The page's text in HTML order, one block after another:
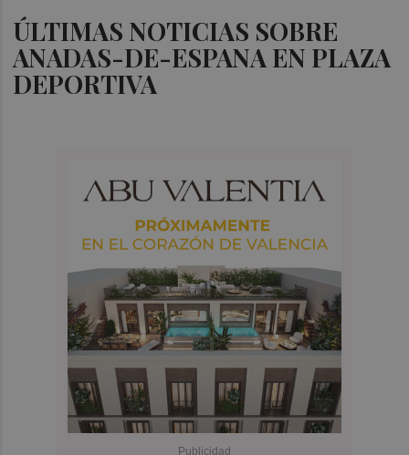
ÚLTIMAS NOTICIAS SOBRE
ANADAS-DE-ESPANA EN PLAZA
DEPORTIVA